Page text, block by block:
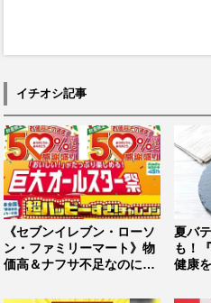
イチオシ記事
《セブンイレブン・ローソ
ン・ファミリーマート》物
価高＆ナフサ不足なのに激
夏バ
も！
健康